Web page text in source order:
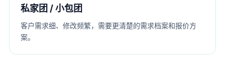
私家团 / 小包团
客户需求细、修改频繁，需要更清楚的需求档案和报价方
案。